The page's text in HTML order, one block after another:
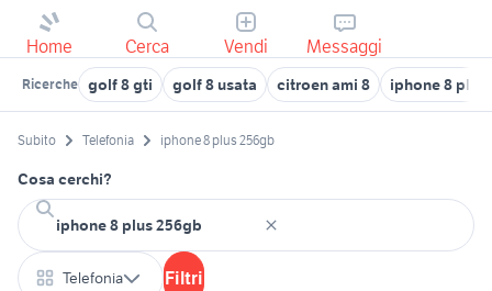
Home Cerca Vendi Messaggi
Ricerche golf 8 gti golf 8 usata citroen ami 8 iphone 8 plus
Subito Telefonia iphone 8 plus 256gb
Cosa cerchi?
Telefonia Filtri